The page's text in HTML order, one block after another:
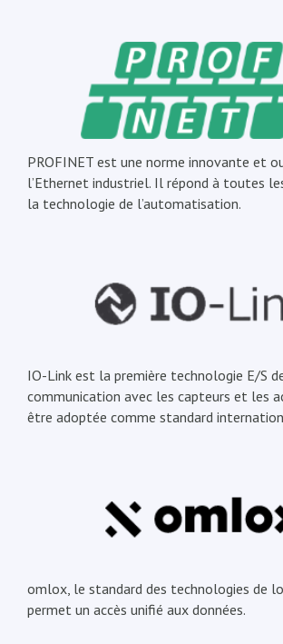
PROFINET est une norme innovante et
l’Ethernet industriel. Il répond à toutes
la technologie de l’automatisation.
IO-Link est la première technologie E/S
communication avec les capteurs et les
être adoptée comme standard
omlox, le standard des technologies de
permet un accès unifié aux données.